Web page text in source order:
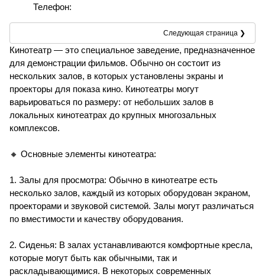
Телефон:
Следующая страница ❯
Кинотеатр — это специальное заведение, предназначенное
для демонстрации фильмов. Обычно он состоит из
нескольких залов, в которых установлены экраны и
проекторы для показа кино. Кинотеатры могут
варьироваться по размеру: от небольших залов в
локальных кинотеатрах до крупных многозальных
комплексов.
🔸 Основные элементы кинотеатра:
1. Залы для просмотра: Обычно в кинотеатре есть
несколько залов, каждый из которых оборудован экраном,
проекторами и звуковой системой. Залы могут различаться
по вместимости и качеству оборудования.
2. Сиденья: В залах устанавливаются комфортные кресла,
которые могут быть как обычными, так и
раскладывающимися. В некоторых современных